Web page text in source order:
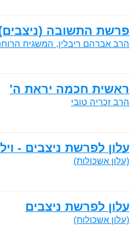
פרשת התשובה
הרב אברהם ריבלין, המשגיח
ראשית חכמה יראת ה'
הרב זכריה טובי
עלון לפרשת ניצבים -
(עלון אשכולות)
עלון לפרשת ניצבים
(עלון אשכולות)